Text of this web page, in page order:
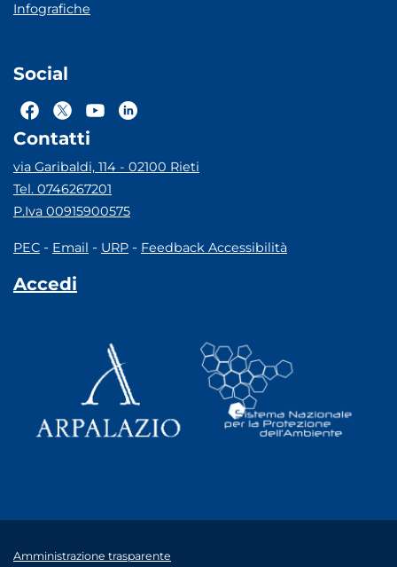
Infografiche
Social
Contatti
via Garibaldi, 114 - 02100 Rieti
Tel. 0746267201
P.Iva 00915900575
PEC - Email - URP - Feedback Accessibilità
Accedi
Amministrazione trasparente